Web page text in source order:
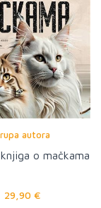
autora
o mačkama
29,90 €